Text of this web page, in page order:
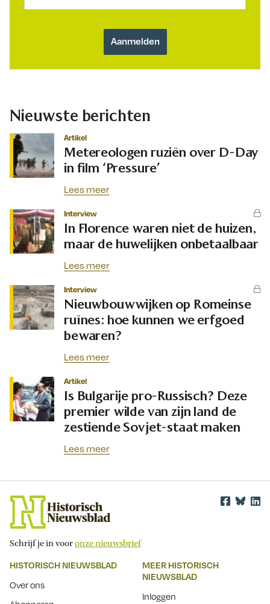
Nieuwste berichten
Artikel
Metereologen ruziën over D-Day
in film ‘Pressure’
Lees meer
Interview
In Florence waren niet de huizen,
maar de huwelijken onbetaalbaar
Lees meer
Interview
Nieuwbouwwijken op Romeinse
ruïnes: hoe kunnen we erfgoed
bewaren?
Lees meer
Artikel
Is Bulgarije pro-Russisch? Deze
premier wilde van zijn land de
zestiende Sovjet-staat maken
Lees meer
Schrijf je in vooronze nieuwsbrief
HISTORISCH NIEUWSBLAD
Over ons
MEER HISTORISCH
NIEUWSBLAD
Inloggen